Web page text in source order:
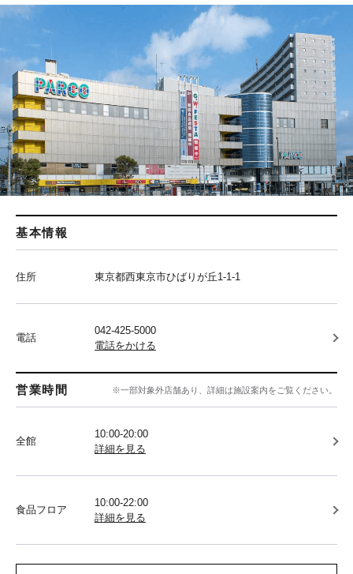
基本情報
住所 東京都西東京市ひばりが丘1-1-1
電話
042-425-5000
電話をかける
営業時間 ※一部対象外店舗あり、詳細は施設案内をご覧ください。
全館
10:00-20:00
詳細を見る
食品フロア
10:00-22:00
詳細を見る